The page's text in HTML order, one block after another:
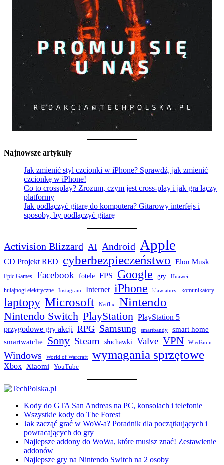
Najnowsze artykuły
Jak zmienić styl czcionki w iPhone? Sprawdź, jak zmienić
czcionkę w iPhone!
Co to crossplay? Zrozum, czym jest cross-play i jak gra łączy
platformy
Jak podłączyć gitarę do komputera? Gitarowy interfejs i
sposoby, by podłączyć gitarę
Activision Blizzard AI Android Apple
CD Projekt RED cyberbezpieczeństwo Elon Musk
Epic Games Facebook fotele FPS Google gry Huawei
hulajnogi elektryczne Instagram Internet iPhone klawiatury komunikatory
laptopy Microsoft Netflix Nintendo
Nintendo Switch PlayStation PlayStation 5
przygodowe gry akcji RPG Samsung smartbandy smart home
smartwatche Sony Steam słuchawki Valve VPN Wiedźmin
Windows World of Warcraft wymagania sprzętowe
Xbox Xiaomi YouTube
Kody do GTA San Andreas na PC, konsolach i telefonie
Wszystkie kody do The Forest
Jak zacząć grać w WoW-a? Poradnik dla początkujących i
powracających do gry
Najlepsze addony do WoWa, które musisz znać! Zestawienie
addonów
Najlepsze gry na Nintendo Switch na 2 osoby